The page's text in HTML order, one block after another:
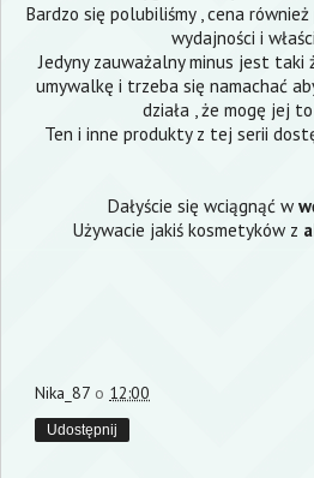
Bardzo się polubiliśmy , cena
wydajności i
Jedyny zauważalny minus jest taki
umywalkę i trzeba się namachać
działa , że mogę jej
Ten i inne produkty z tej serii
Dałyście się wciągnąć w
Używacie jakiś kosmetyków z
Nika_87 o 12:00
Udostępnij